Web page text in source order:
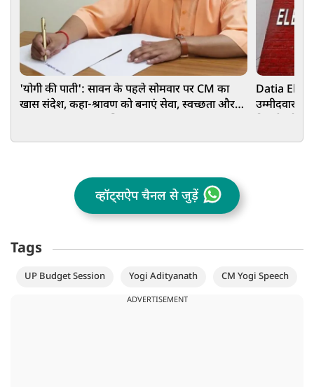
'योगी की पाती': सावन के पहले सोमवार पर CM का
खास संदेश, कहा-श्रावण को बनाएं सेवा, स्वच्छता और
Datia
उम्मीदवार
व्हॉट्सऐप चैनल से जुड़ें
Tags
UP Budget Session Yogi Adityanath CM Yogi Speech
ADVERTISEMENT